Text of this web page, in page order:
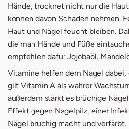
Hände, trocknet nicht nur die
können davon Schaden nehmen.
Haut und Nägel feucht bleiben.
die man Hände und Füße
empfehlen dafür Jojobaöl,
Vitamine helfen dem Nagel dabei,
gilt Vitamin A als wahrer
außerdem stärkt es brüchige
Effekt gegen Nagelpilz, einer
Nägel brüchig macht und verfärbt.